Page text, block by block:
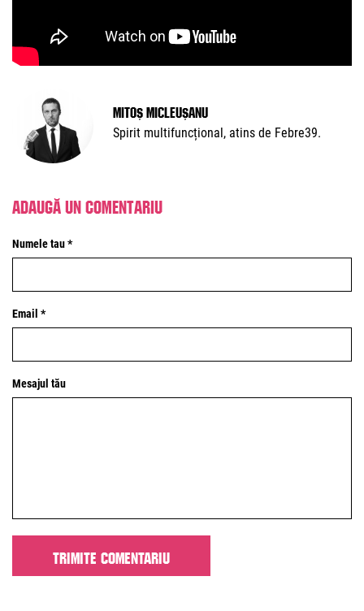
Mitoș Micleușanu
Spirit multifuncțional, atins de Febre39.
Adaugă un comentariu
Numele tau *
Email *
Mesajul tău